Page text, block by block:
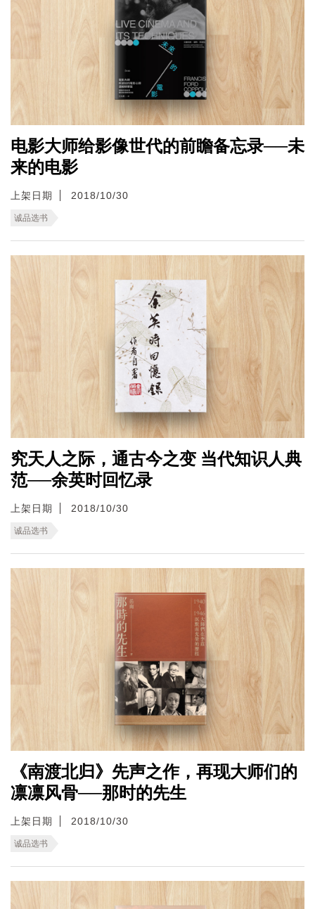
电影大师给影像世代的前瞻备忘录──未
来的电影
上架日期 2018/10/30
诚品选书
究天人之际，通古今之变 当代知识人典
范──余英时回忆录
上架日期 2018/10/30
诚品选书
《南渡北归》先声之作，再现大师们的
凛凛风骨──那时的先生
上架日期 2018/10/30
诚品选书